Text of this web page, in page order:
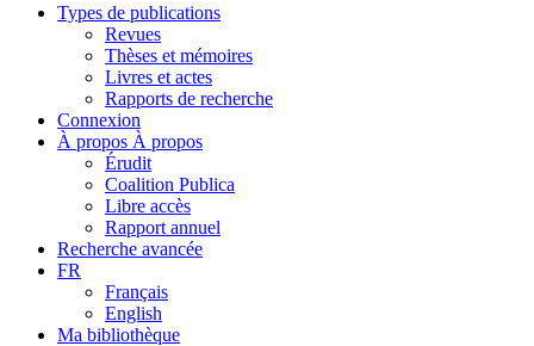
Types de publications
Revues
Thèses et mémoires
Livres et actes
Rapports de recherche
Connexion
À propos À propos
Érudit
Coalition Publica
Libre accès
Rapport annuel
Recherche avancée
FR
Français
English
Ma bibliothèque